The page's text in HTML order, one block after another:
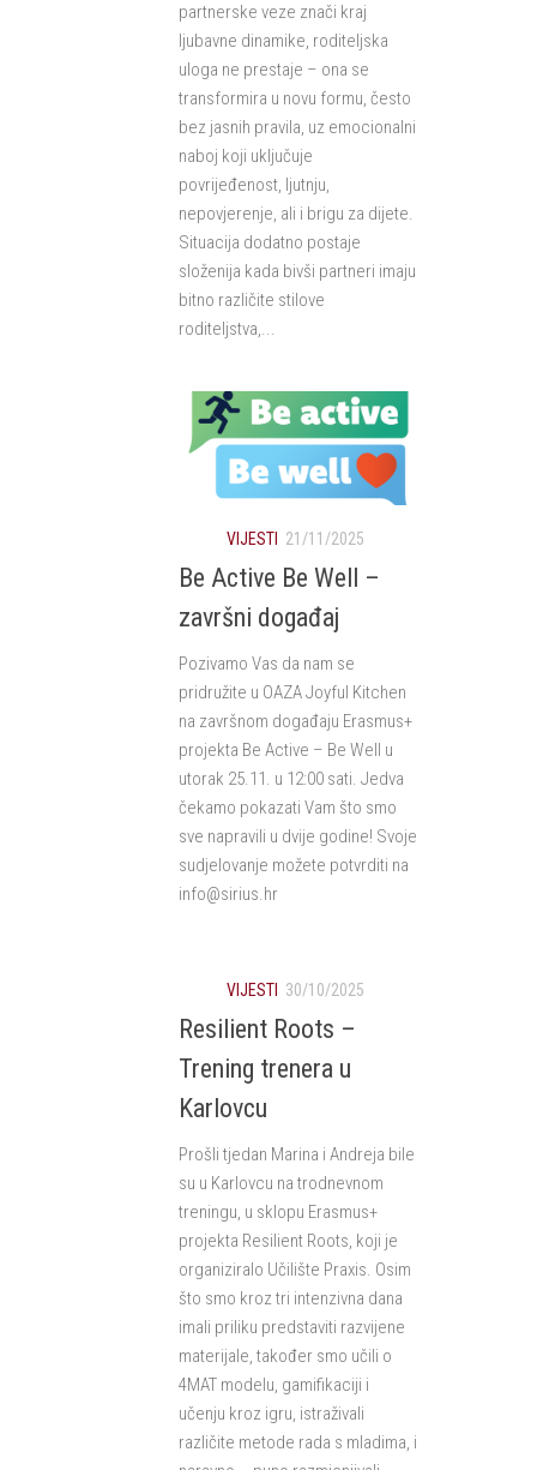
partnerske veze znači kraj
ljubavne dinamike, roditeljska
uloga ne prestaje – ona se
transformira u novu formu, često
bez jasnih pravila, uz emocionalni
naboj koji uključuje
povrijeđenost, ljutnju,
nepovjerenje, ali i brigu za dijete.
Situacija dodatno postaje
složenija kada bivši partneri imaju
bitno različite stilove
roditeljstva,...
VIJESTI 21/11/2025
Be Active Be Well –
završni događaj
Pozivamo Vas da nam se
pridružite u OAZA Joyful Kitchen
na završnom događaju Erasmus+
projekta Be Active – Be Well u
utorak 25.11. u 12:00 sati. Jedva
čekamo pokazati Vam što smo
sve napravili u dvije godine! Svoje
sudjelovanje možete potvrditi na
info@sirius.hr
VIJESTI 30/10/2025
Resilient Roots –
Trening trenera u
Karlovcu
Prošli tjedan Marina i Andreja bile
su u Karlovcu na trodnevnom
treningu, u sklopu Erasmus+
projekta Resilient Roots, koji je
organiziralo Učilište Praxis. Osim
što smo kroz tri intenzivna dana
imali priliku predstaviti razvijene
materijale, također smo učili o
4MAT modelu, gamifikaciji i
učenju kroz igru, istraživali
različite metode rada s mladima, i